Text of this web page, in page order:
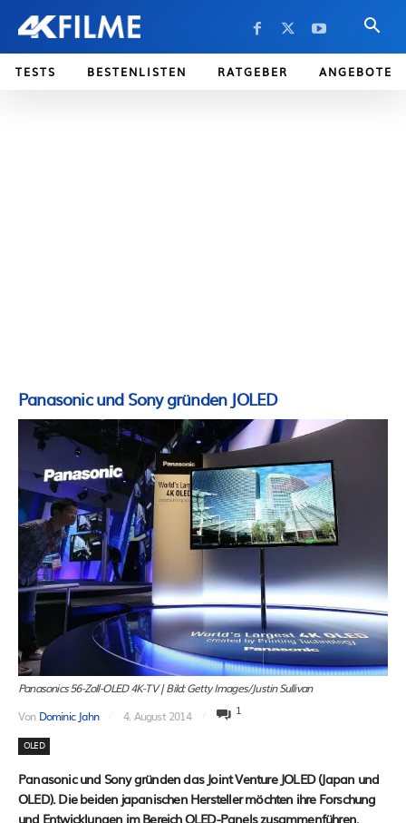
TESTS BESTENLISTEN RATGEBER ANGEBOTE
Panasonic und Sony gründen JOLED
Panasonics 56-Zoll-OLED 4K-TV | Bild: Getty Images/Justin Sullivan
Von Dominic Jahn 4. August 2014 1
OLED
Panasonic und Sony gründen das Joint Venture JOLED (Japan und
OLED). Die beiden japanischen Hersteller möchten ihre Forschung
und Entwicklungen im Bereich OLED-Panels zusammenführen.